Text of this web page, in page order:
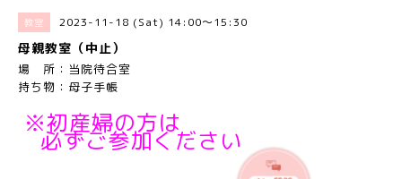
教室 2023-11-18 (Sat) 14:00～15:30
母親教室（中止）
場 所：当院待合室
持ち物：母子手帳
※初産婦の方は
必ずご参加ください